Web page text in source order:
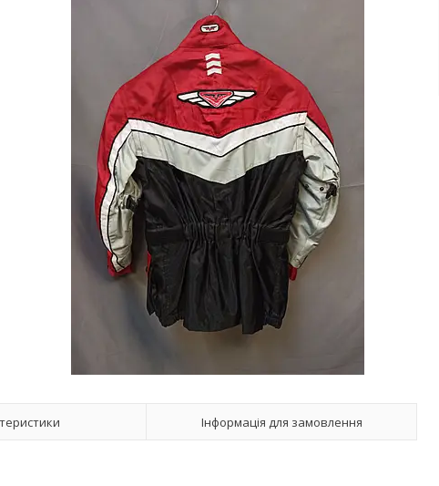
Інформація для замовлення